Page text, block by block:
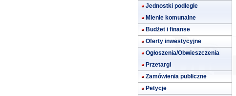
Jednostki podległe
Mienie komunalne
Budżet i finanse
Oferty inwestycyjne
Ogłoszenia/Obwieszczenia
Przetargi
Zamówienia publiczne
Petycje